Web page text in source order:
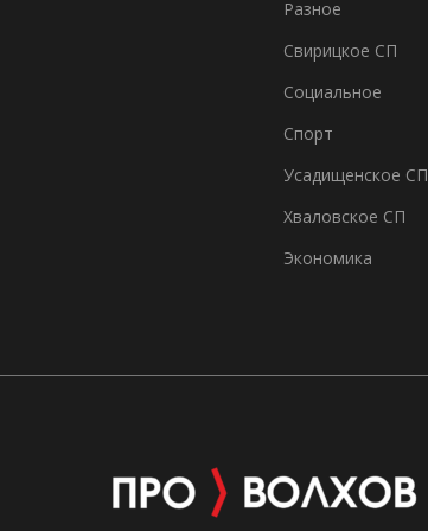
Разное
Свирицкое СП
Социальное
Спорт
Усадищенское СП
Хваловское СП
Экономика